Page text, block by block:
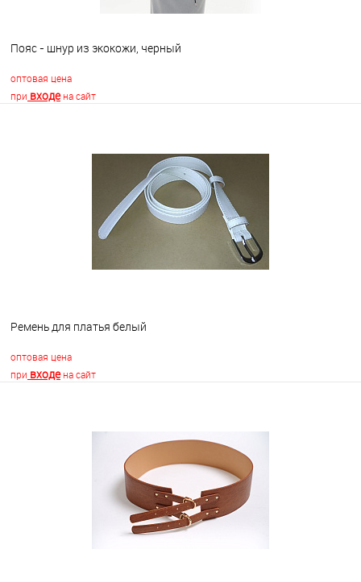
Пояс - шнур из экокожи, черный
оптовая цена
при входена сайт
Недоступно
Ремень для платья белый
оптовая цена
при входена сайт
В наличии